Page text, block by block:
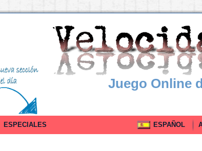
Juego Online
ESPECIALES ESPAÑOL